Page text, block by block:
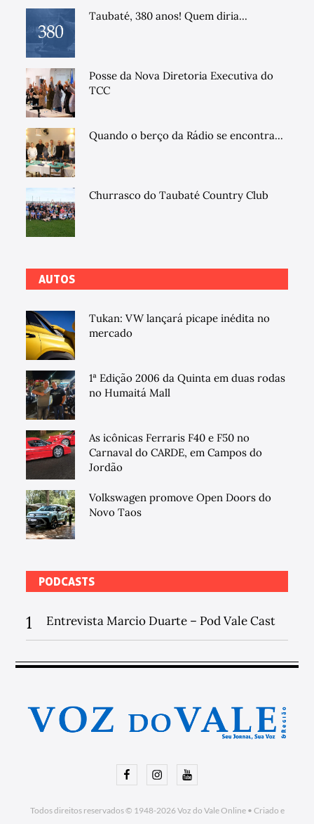
Taubaté, 380 anos! Quem diria...
Posse da Nova Diretoria Executiva do
TCC
Quando o berço da Rádio se encontra...
Churrasco do Taubaté Country Club
AUTOS
Tukan: VW lançará picape inédita no
mercado
1ª Edição 2006 da Quinta em duas rodas
no Humaitá Mall
As icônicas Ferraris F40 e F50 no
Carnaval do CARDE, em Campos do
Jordão
Volkswagen promove Open Doors do
Novo Taos
PODCASTS
1 Entrevista Marcio Duarte – Pod Vale Cast
FacebookInstagramYoutube
Todos direitos reservados © 1948-2026Voz do Vale Online• Criado e